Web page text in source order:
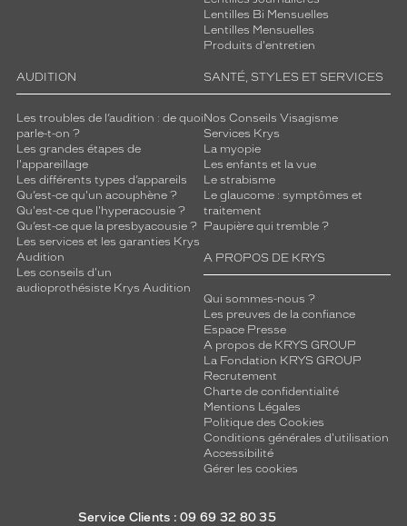
Lentilles Bi Mensuelles
Lentilles Mensuelles
Produits d'entretien
AUDITION
Les troubles de l’audition : de quoi
parle-t-on ?
Les grandes étapes de
l'appareillage
Les différents types d’appareils
Qu’est-ce qu'un acouphène ?
Qu'est-ce que l'hyperacousie ?
Qu’est-ce que la presbyacousie ?
Les services et les garanties Krys
Audition
Les conseils d'un
audioprothésiste Krys Audition
SANTÉ, STYLES ET SERVICES
Nos Conseils Visagisme
Services Krys
La myopie
Les enfants et la vue
Le strabisme
Le glaucome : symptômes et
traitement
Paupière qui tremble ?
A PROPOS DE KRYS
Qui sommes-nous ?
Les preuves de la confiance
Espace Presse
A propos de KRYS GROUP
La Fondation KRYS GROUP
Recrutement
Charte de confidentialité
Mentions Légales
Politique des Cookies
Conditions générales d'utilisation
Accessibilité
Gérer les cookies
Service Clients : 09 69 32 80 35